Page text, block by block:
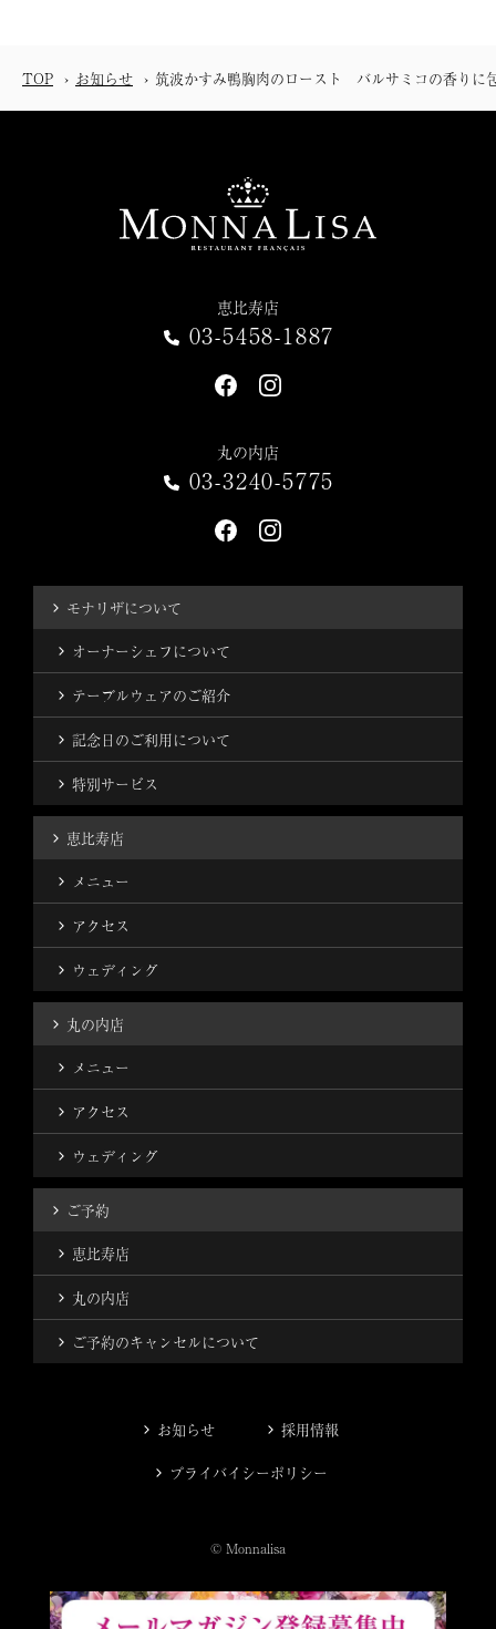
TOP お知らせ 筑波かすみ鴨胸肉のロースト バルサミコの香りに
恵比寿店
03-5458-1887
丸の内店
03-3240-5775
モナリザについて
オーナーシェフについて
テーブルウェアのご紹介
記念日のご利用について
特別サービス
恵比寿店
メニュー
アクセス
ウェディング
丸の内店
メニュー
アクセス
ウェディング
ご予約
恵比寿店
丸の内店
ご予約のキャンセルについて
お知らせ 採用情報
プライバイシーポリシー
© Monnalisa